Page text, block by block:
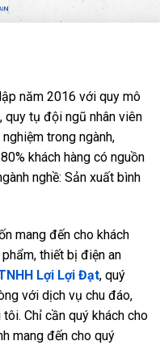
năm 2016 với quy mô
quy tụ đội ngũ nhân viên
trong ngành,
khách hàng có nguồn
nghề: Sản xuất bình
mang đến cho khách
thiết bị điện an
Lợi Lợi Đạt, quý
với dịch vụ chu đáo,
Chỉ cần quý khách cho
mang đến cho quý